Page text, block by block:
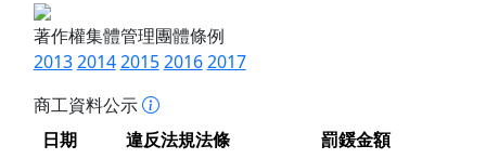
著作權集體管理團體條例
20132014201520162017
商工資料公示
日期
違反法規法條 罰鍰金額